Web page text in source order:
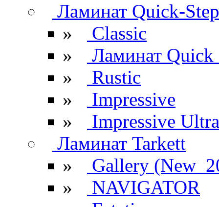
Ламинат Quick-Step
»
Classic
»
Ламинат Quick
»
Rustic
»
Impressive
»
Impressive Ultra
Ламинат Tarkett
»
Gallery
»
NAVIGATOR